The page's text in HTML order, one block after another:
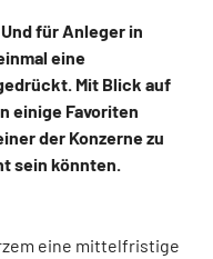
für Anleger in
eine
Mit Blick auf
einige Favoriten
der Konzerne zu
sein könnten.
eine mittelfristige